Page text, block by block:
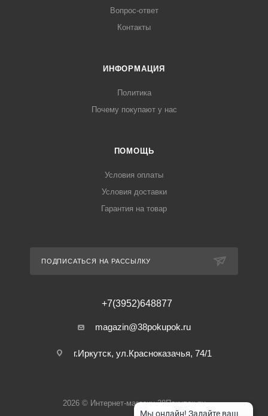
Вопрос-ответ
Контакты
ИНФОРМАЦИЯ
Политика
Почему покупают у нас
ПОМОЩЬ
Условия оплаты
Условия доставки
Гарантия на товар
ПОДПИСАТЬСЯ НА РАССЫЛКУ
+7(3952)648877
magazin@38pokupok.ru
г.Иркутск, ул.Красноказачья, 74/1
2026 © Интернет-магазин 38Покупок.ру